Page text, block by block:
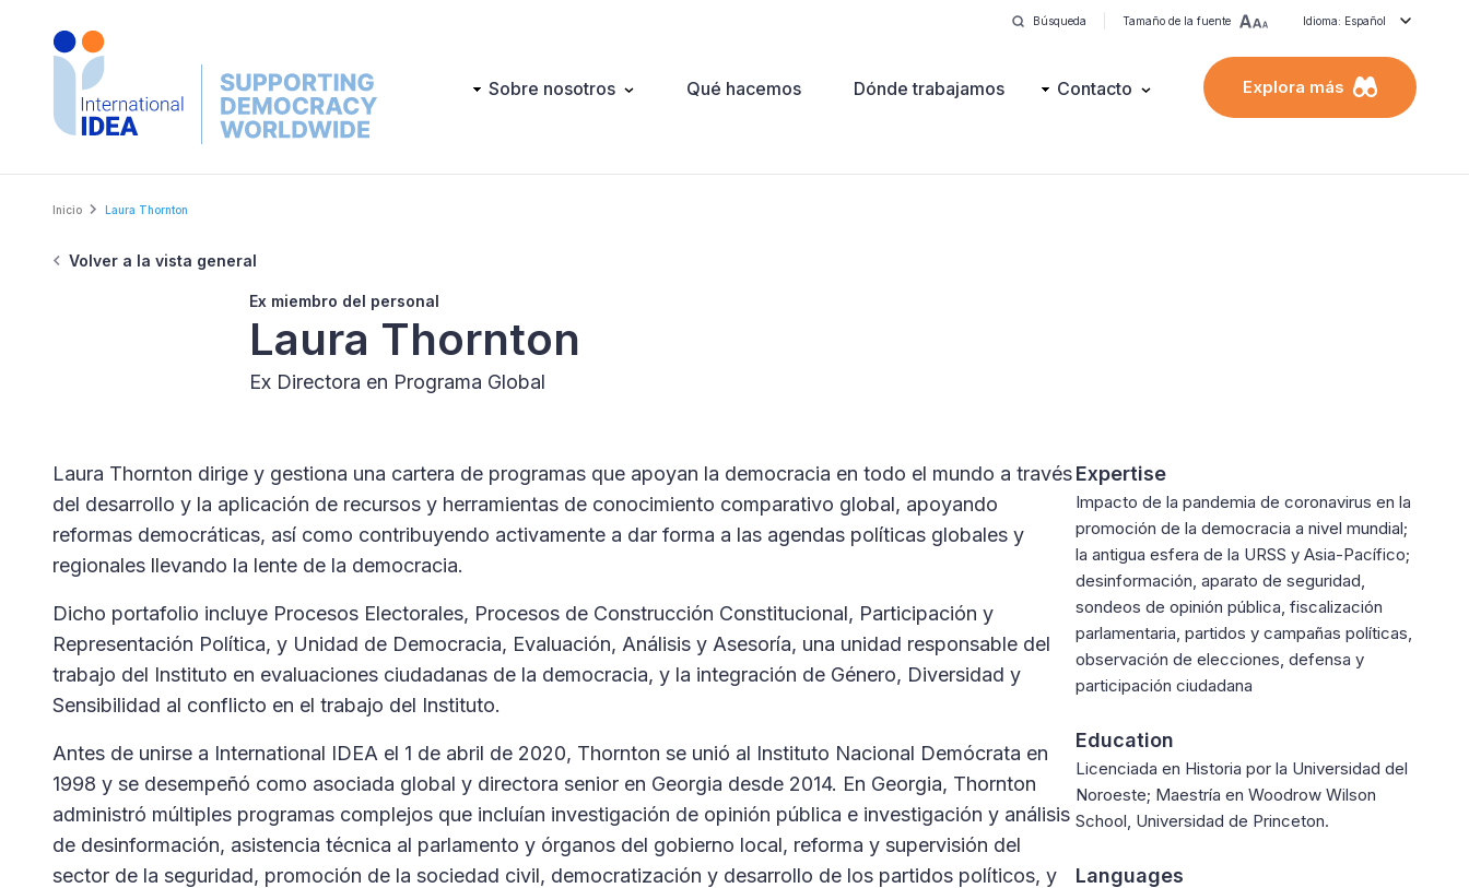
Búsqueda Tamaño de la fuente Idioma: Español
Main Sobre nosotros Qué hacemos Dónde trabajamos Contacto Explora más
Breadcrumb
Inicio Laura Thornton
Volver a la vista general
Ex miembro del personal
Laura Thornton
Ex Directora en Programa Global
Laura Thornton dirige y gestiona una cartera de programas que apoyan la democracia en todo el mundo a través
del desarrollo y la aplicación de recursos y herramientas de conocimiento comparativo global, apoyando
reformas democráticas, así como contribuyendo activamente a dar forma a las agendas políticas globales y
regionales llevando la lente de la democracia.
Dicho portafolio incluye Procesos Electorales, Procesos de Construcción Constitucional, Participación y
Representación Política, y Unidad de Democracia, Evaluación, Análisis y Asesoría, una unidad responsable del
trabajo del Instituto en evaluaciones ciudadanas de la democracia, y la integración de Género, Diversidad y
Sensibilidad al conflicto en el trabajo del Instituto.
Antes de unirse a International IDEA el 1 de abril de 2020, Thornton se unió al Instituto Nacional Demócrata en
1998 y se desempeñó como asociada global y directora senior en Georgia desde 2014. En Georgia, Thornton
administró múltiples programas complejos que incluían investigación de opinión pública e investigación y análisis
de desinformación, asistencia técnica al parlamento y órganos del gobierno local, reforma y supervisión del
sector de la seguridad, promoción de la sociedad civil, democratización y desarrollo de los partidos políticos, y
Expertise
Impacto de la pandemia de coronavirus en la
promoción de la democracia a nivel mundial;
la antigua esfera de la URSS y Asia-Pacífico;
desinformación, aparato de seguridad,
sondeos de opinión pública, fiscalización
parlamentaria, partidos y campañas políticas,
observación de elecciones, defensa y
participación ciudadana
Education
Licenciada en Historia por la Universidad del
Noroeste; Maestría en Woodrow Wilson
School, Universidad de Princeton.
Languages